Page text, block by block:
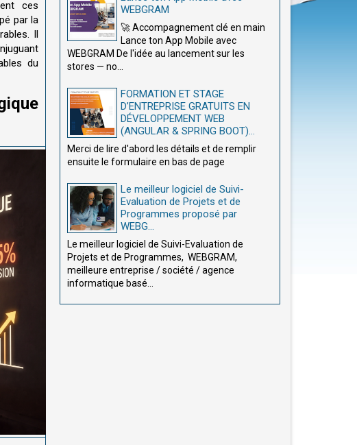
ces
par la
Il
du
WEBGRAM
🚀 Accompagnement clé en main
Lance ton App Mobile avec
WEBGRAM De l'idée au lancement sur les
stores — no...
FORMATION ET STAGE
D’ENTREPRISE GRATUITS EN
DÉVELOPPEMENT WEB
(ANGULAR & SPRING BOOT)...
Merci de lire d'abord les détails et de remplir
ensuite le formulaire en bas de page
Le meilleur logiciel de Suivi-
Evaluation de Projets et de
Programmes proposé par
WEBG...
Le meilleur logiciel de Suivi-Evaluation de
Projets et de Programmes, WEBGRAM,
meilleure entreprise / société / agence
informatique basé...